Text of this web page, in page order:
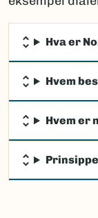
Hva er
Hvem
Hvem er